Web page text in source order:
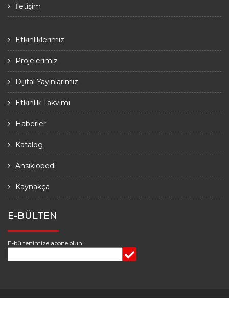
İletişim
Etkinliklerimiz
Projelerimiz
Dijital Yayınlarımız
Etkinlik Takvimi
Haberler
Katalog
Ansiklopedi
Kaynakça
E-BÜLTEN
E-bültenimize abone olun.